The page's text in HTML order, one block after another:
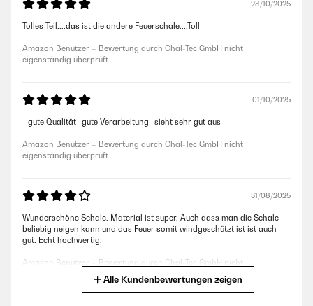
28/10/2025
Tolles Teil....das ist die andere Feuerschale....Toll
Amazon Benutzer – Bewertung durch Chal-Tec GmbH nicht
eigenständig überprüft
01/10/2025
- gute Qualität- gute Verarbeitung- sieht sehr gut aus
Amazon Benutzer – Bewertung durch Chal-Tec GmbH nicht
eigenständig überprüft
31/08/2025
Wunderschöne Schale. Material ist super. Auch dass man die Schale
beliebig neigen kann und das Feuer somit windgeschützt ist ist auch
gut. Echt hochwertig.
Amazon Benutzer – Bewertung durch Chal-Tec GmbH nicht
eigenständig überprüftAlle Kundenbewertungen zeigen